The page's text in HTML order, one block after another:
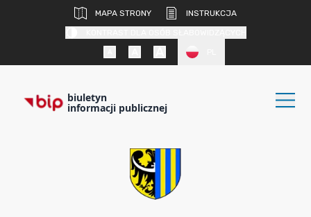
MAPA STRONY
INSTRUKCJA
biuletyn
informacji publicznej